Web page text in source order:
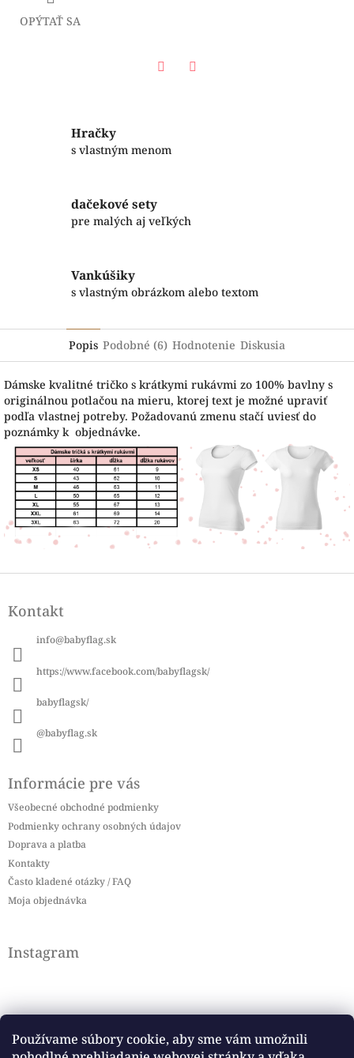
Používame súbory cookie, aby sme vám umožnili
OPÝTAŤ SA
Hračky
s vlastným menom
dačekové sety
pre malých aj veľkých
Vankúšiky
s vlastným obrázkom alebo textom
Popis Podobné (6) Hodnotenie Diskusia
Dámske kvalitné tričko s krátkymi rukávmi zo 100% bavlny s
originálnou potlačou na mieru, ktorej text je možné upraviť
podľa vlastnej potreby. Požadovanú zmenu stačí uviesť do
poznámky k objednávke.
pKontakt
info@babyflag.sk
https://www.facebook.com/babyflagsk/
babyflagsk/
@babyflag.sk
Informácie pre vás
Všeobecné obchodné podmienky
Podmienky ochrany osobných údajov
Doprava a platba
Kontakty
Často kladené otázky / FAQ
Moja objednávka
Instagram